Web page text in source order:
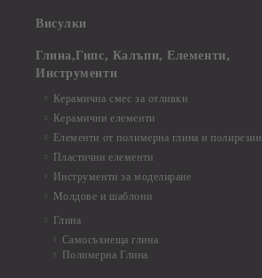
Висулки
Глина,Гипс, Калъпи, Елементи,
Инструменти
Керамична смес за отливки
Керамични елементи
Елементи от полимерна глина и полирезин
Пластични елементи
Инструменти за моделиране
Молдове и шаблони
Глина
Самосъхнеща глина
Полимерна Глина